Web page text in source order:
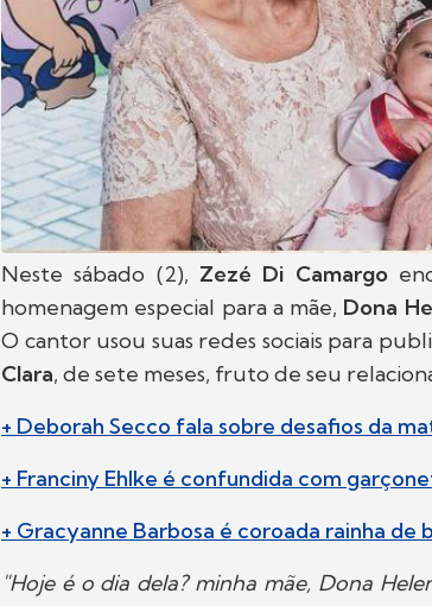
Neste sábado (2), Zezé Di Camargo
homenagem especial para a mãe, Dona
O cantor usou suas redes sociais para
Clara, de sete meses, fruto de seu
+ Deborah Secco fala sobre desafios da
+ Franciny Ehlke é confundida com
+ Gracyanne Barbosa é coroada rainha de
"Hoje é o dia dela? minha mãe, Dona